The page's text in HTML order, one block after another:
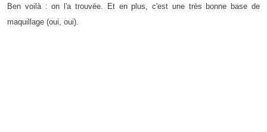
Ben voilà : on l'a trouvée. Et en plus, c'est une très bonne base de
maquillage (oui, oui).